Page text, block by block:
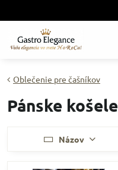
Oblečenie pre čašníkov
Pánske košele
Názov